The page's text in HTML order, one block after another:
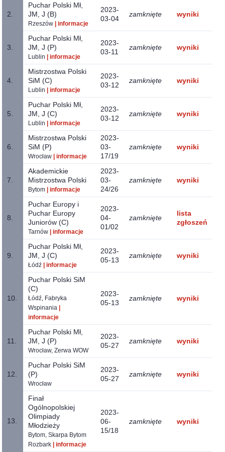
2.
Puchar Polski Mł,
JM, J (B)
Rzeszów | informacje
2023-
03-04
zamknięte wyniki
3.
Puchar Polski Mł,
JM, J (P)
Lublin | informacje
2023-
03-11
zamknięte wyniki
4.
Mistrzostwa Polski
SiM (C)
Lublin | informacje
2023-
03-12
zamknięte wyniki
5.
Puchar Polski Mł,
JM, J (C)
Lublin | informacje
2023-
03-12
zamknięte wyniki
6.
Mistrzostwa Polski
SiM (P)
Wrocław | informacje
2023-
03-
17/19
zamknięte wyniki
7.
Akademickie
Mistrzostwa Polski
Bytom | informacje
2023-
03-
24/26
zamknięte wyniki
8.
Puchar Europy i
Puchar Europy
Juniorów (C)
Tarnów | informacje
2023-
04-
01/02
zamknięte
lista
zgłoszeń
9.
Puchar Polski Mł,
JM, J (C)
Łódź | informacje
2023-
05-13
zamknięte wyniki
10.
Puchar Polski SiM
(C)
Łódź, Fabryka
Wspinania |
informacje
2023-
05-13
zamknięte wyniki
11.
Puchar Polski Mł,
JM, J (P)
Wrocław, Zerwa WOW
2023-
05-27
zamknięte wyniki
12.
Puchar Polski SiM
(P)
Wrocław
2023-
05-27
zamknięte wyniki
13.
Finał
Ogólnopolskiej
Olimpiady
Młodzieży
Bytom, Skarpa Bytom
Rozbark | informacje
2023-
06-
15/18
zamknięte wyniki